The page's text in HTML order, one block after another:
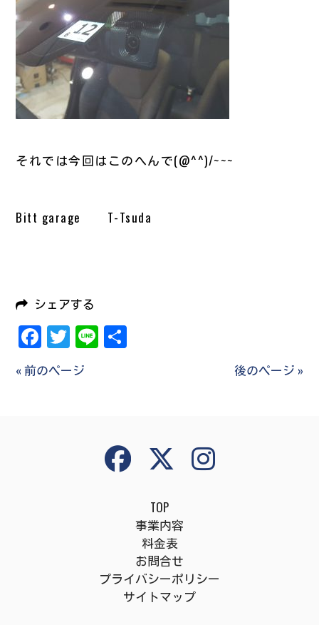
それでは今回はこのへんで(@^^)/~~~
Bitt garage T-Tsuda
シェアする
Facebook
Twitter
Line
« 前のページ 後のページ »
TOP
事業内容
料金表
お問合せ
プライバシーポリシー
サイトマップ